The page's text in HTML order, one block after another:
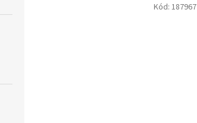
Kód: 187967